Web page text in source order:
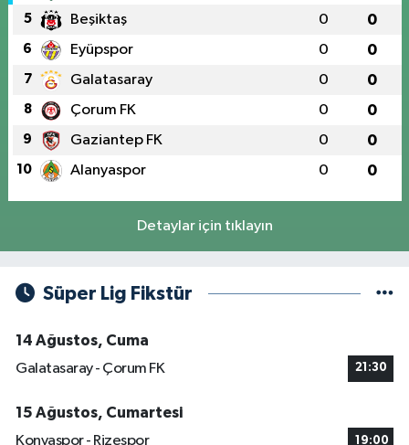
5 Beşiktaş 0 0
6 Eyüpspor 0 0
7 Galatasaray 0 0
8 Çorum FK 0 0
9 Gaziantep FK 0 0
10 Alanyaspor 0 0
Detaylar için tıklayın
Süper Lig Fikstür
14 Ağustos, Cuma
Galatasaray - Çorum FK
21:30
15 Ağustos, Cumartesi
Konyaspor - Rizespor
19:00